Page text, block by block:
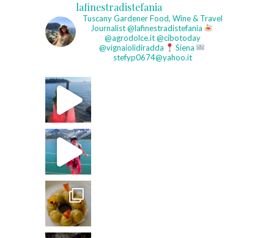
lafinestradistefania
Tuscany GardenerFood, Wine & Travel
Journalist@lafinestradistefania
@agrodolce.it @cibotoday
@vignaiolidiradda
Siena
stefyp0674@yahoo.it